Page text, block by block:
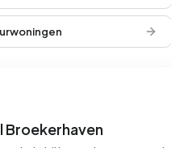
Broekerhaven